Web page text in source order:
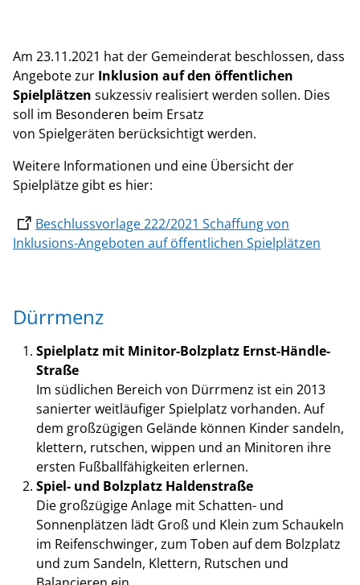
Am 23.11.2021 hat der Gemeinderat beschlossen, dass
Angebote zur Inklusion auf den öffentlichen
Spielplätzen sukzessiv realisiert werden sollen. Dies
soll im Besonderen beim Ersatz
von Spielgeräten berücksichtigt werden.
Weitere Informationen und eine Übersicht der
Spielplätze gibt es hier:
Beschlussvorlage 222/2021 Schaffung von
Inklusions-Angeboten auf öffentlichen Spielplätzen
Dürrmenz
Spielplatz mit Minitor-Bolzplatz Ernst-Händle-
Straße
Im südlichen Bereich von Dürrmenz ist ein 2013
sanierter weitläufiger Spielplatz vorhanden. Auf
dem großzügigen Gelände können Kinder sandeln,
klettern, rutschen, wippen und an Minitoren ihre
ersten Fußballfähigkeiten erlernen.
Spiel- und Bolzplatz Haldenstraße
Die großzügige Anlage mit Schatten- und
Sonnenplätzen lädt Groß und Klein zum Schaukeln
im Reifenschwinger, zum Toben auf dem Bolzplatz
und zum Sandeln, Klettern, Rutschen und